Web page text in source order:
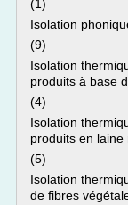
(1)
Isolation
(9)
Isolation
produits à base
(4)
Isolation
produits en laine
(5)
Isolation
de fibres